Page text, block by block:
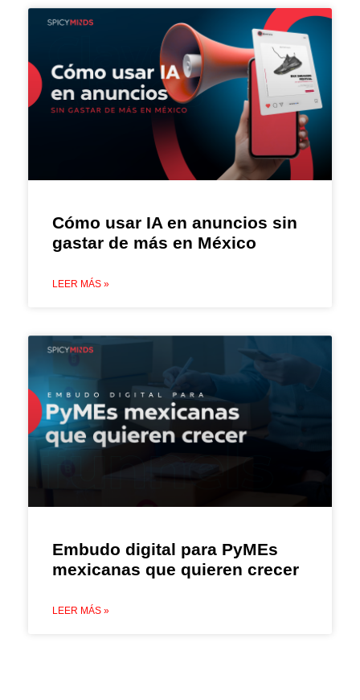
Cómo usar IA en anuncios sin
gastar de más en México
LEER MÁS »
Embudo digital para PyMEs
mexicanas que quieren crecer
LEER MÁS »